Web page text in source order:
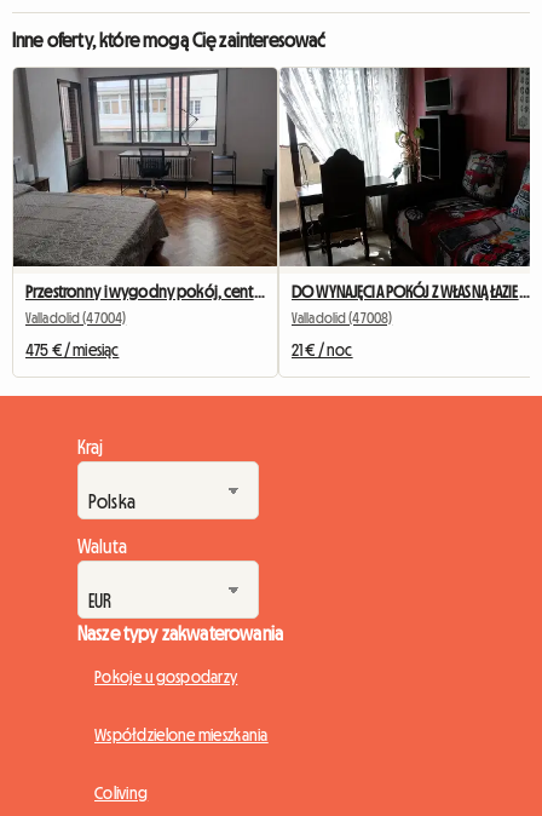
Inne oferty, które mogą Cię zainteresować
Przestronny i wygodny pokój, centrum, tuż przy dworcu kolejowym
Valladolid (47004)
475 € / miesiąc
Valladolid (47008)
21 € / noc
Kraj
Waluta
Nasze typy zakwaterowania
Pokoje u gospodarzy
Współdzielone mieszkania
Coliving